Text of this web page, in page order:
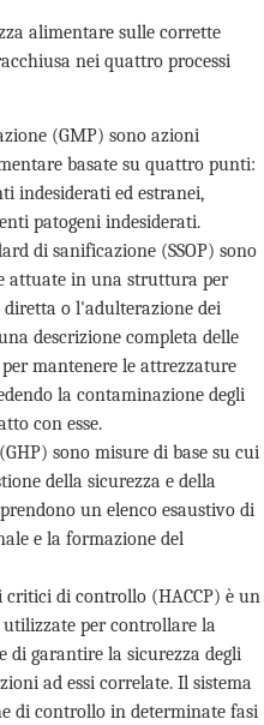
alimentare sulle corrette
nei quattro processi
(GMP) sono azioni
basate su quattro punti:
indesiderati ed estranei,
patogeni indesiderati.
di sanificazione (SSOP) sono
attuate in una struttura per
o l'adulterazione dei
descrizione completa delle
mantenere le attrezzature
la contaminazione degli
con esse.
sono misure di base su cui
della sicurezza e della
un elenco esaustivo di
e la formazione del
di controllo (HACCP) è un
per controllare la
di garantire la sicurezza degli
ad essi correlate. Il sistema
di controllo in determinate fasi